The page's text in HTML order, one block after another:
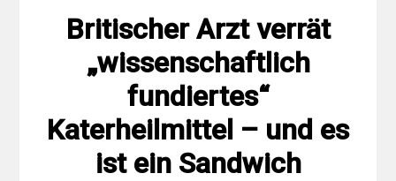
Britischer Arzt verrät
„wissenschaftlich
fundiertes“
Katerheilmittel – und es
ist ein Sandwich